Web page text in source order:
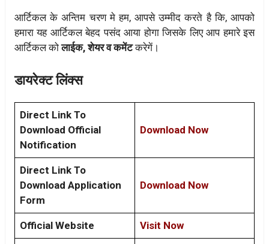
आर्टिकल के अन्तिम चरण मे हम, आपसे उम्मीद करते है कि, आपको
हमारा यह आर्टिकल बेहद पसंद आया होगा जिसके लिए आप हमारे इस
आर्टिकल कोलाईक, शेयर व कमेंटकरेगें।
डायरेक्ट लिंक्स
Direct Link To
Download Official
Notification
Download Now
Direct Link To
Download Application
Form
Download Now
Official Website Visit Now